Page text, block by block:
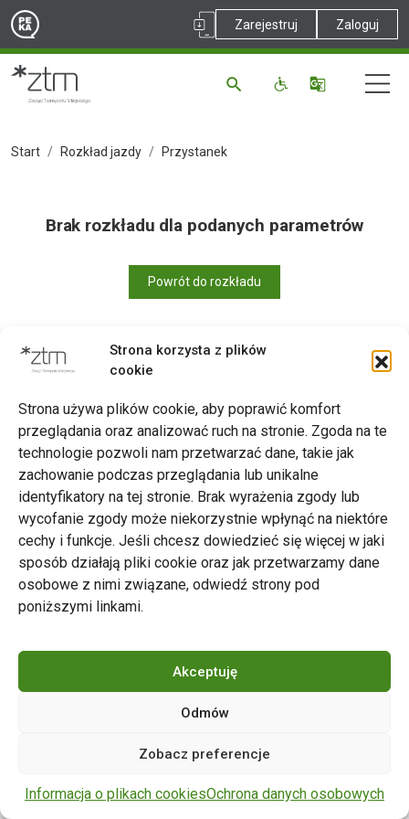
Strona korzysta z plików
cookie
Strona używa plików cookie, aby poprawić komfort
przeglądania oraz analizować ruch na stronie. Zgoda na te
technologie pozwoli nam przetwarzać dane, takie jak
zachowanie podczas przeglądania lub unikalne
identyfikatory na tej stronie. Brak wyrażenia zgody lub
wycofanie zgody może niekorzystnie wpłynąć na niektóre
cechy i funkcje. Jeśli chcesz dowiedzieć się więcej w jaki
sposób działają pliki cookie oraz jak przetwarzamy dane
osobowe z nimi związane, odwiedź strony pod
poniższymi linkami.
Akceptuję
Odmów
Zobacz preferencje
Informacja o plikach cookiesOchrona danych osobowych
Zarejestruj Zaloguj
Start Rozkład jazdy Przystanek
Brak rozkładu dla podanych parametrów
Powrót do rozkładu
Zarząd Transportu Miejskiego w Poznaniu
Napisz do nas
tel. 61 646 33 44
ul. Matejki 59, 60-770 Poznań
zastrzeżone.